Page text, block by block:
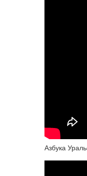
Азбука